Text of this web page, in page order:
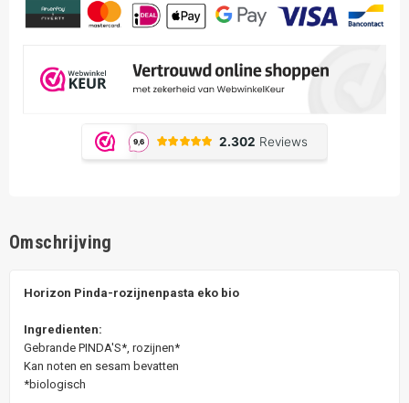
Omschrijving
Horizon Pinda-rozijnenpasta eko bio
Ingredienten:
Gebrande PINDA'S*, rozijnen*
Kan noten en sesam bevatten
*biologisch